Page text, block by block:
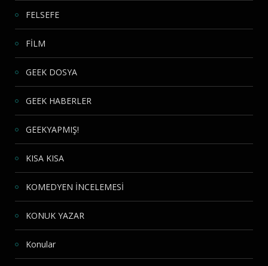
FELSEFE
FİLM
GEEK DOSYA
GEEK HABERLER
GEEKYAPMIŞ!
KISA KISA
KOMEDYEN İNCELEMESİ
KONUK YAZAR
Konular